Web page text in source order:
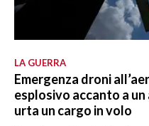
LA GUERRA
Emergenza droni
esplosivo accanto a
urta un cargo in volo